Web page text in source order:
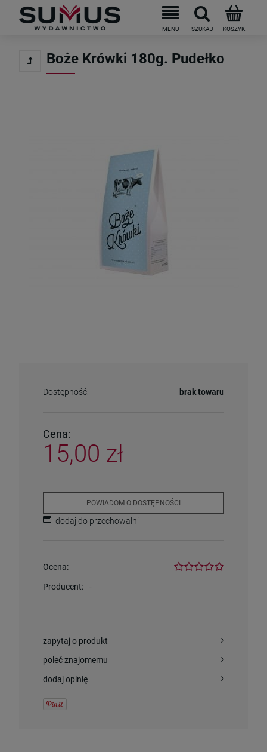
Do darmowej dostawy brakuje 199PLN
Boże Krówki 180g. Pudełko
Dostępność: brak towaru
Cena:
15,00 zł
POWIADOM O DOSTĘPNOŚCI
dodaj do przechowalni
Ocena:
Producent: -
zapytaj o produkt
poleć znajomemu
dodaj opinię